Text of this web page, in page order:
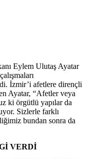
Eylem Ulutaş Ayatar
İzmir’i afetlere dirençli
Ayatar, “Afetler veya
ki örgütlü yapılar da
Sizlerle farklı
bundan sonra da
VERDİ